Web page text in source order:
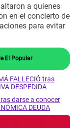
a quienes
en el concierto de
para evitar
El Popular
FALLECIÓ tras
DESPEDIDA
darse a conocer
DEUDA